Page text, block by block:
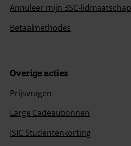
Annuleer mijn BSC-lidmaatschap
Betaalmethodes
Overige acties
Prijsvragen
Large Cadeaubonnen
ISIC Studentenkorting